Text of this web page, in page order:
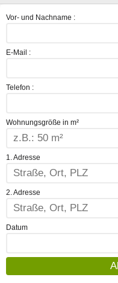
Vor- und Nachname :
E-Mail :
Telefon :
Wohnungsgröße in m²
1. Adresse
2. Adresse
Datum